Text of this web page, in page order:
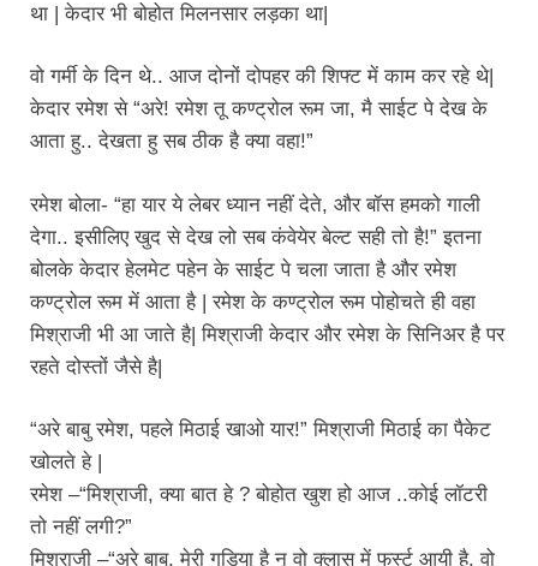
था | केदार भी बोहोत मिलनसार लड़का था|
वो गर्मी के दिन थे.. आज दोनों दोपहर की शिफ्ट में काम कर रहे थे|
केदार रमेश से “अरे! रमेश तू कण्ट्रोल रूम जा, मै साईट पे देख के
आता हु.. देखता हु सब ठीक है क्या वहा!”
रमेश बोला- “हा यार ये लेबर ध्यान नहीं देते, और बॉस हमको गाली
देगा.. इसीलिए खुद से देख लो सब कंवेयेर बेल्ट सही तो है!” इतना
बोलके केदार हेलमेट पहेन के साईट पे चला जाता है और रमेश
कण्ट्रोल रूम में आता है | रमेश के कण्ट्रोल रूम पोहोचते ही वहा
मिश्राजी भी आ जाते है| मिश्राजी केदार और रमेश के सिनिअर है पर
रहते दोस्तों जैसे है|
“अरे बाबु रमेश, पहले मिठाई खाओ यार!” मिश्राजी मिठाई का पैकेट
खोलते हे |
रमेश –“मिश्राजी, क्या बात हे ? बोहोत खुश हो आज ..कोई लॉटरी
तो नहीं लगी?”
मिश्राजी –“अरे बाबु, मेरी गुडिया है न वो क्लास में फर्स्ट आयी है, वो